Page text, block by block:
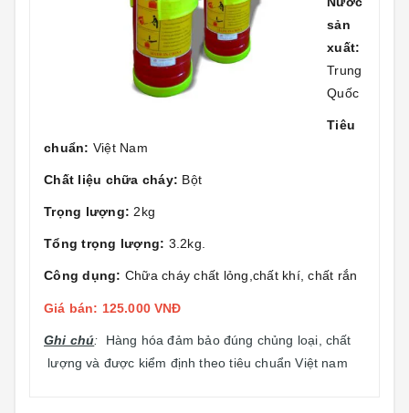
sản
xuất:
Trung
Quốc
Tiêu
chuẩn: Việt Nam
Chất liệu chữa cháy: Bột
Trọng lượng: 2kg
Tổng trọng lượng: 3.2kg.
Công dụng: Chữa cháy chất lỏng,chất khí, chất rắn
Giá bán: 125.000 VNĐ
Ghi chú: Hàng hóa đảm bảo đúng chủng loại, chất
lượng và được kiểm định theo tiêu chuẩn Việt nam